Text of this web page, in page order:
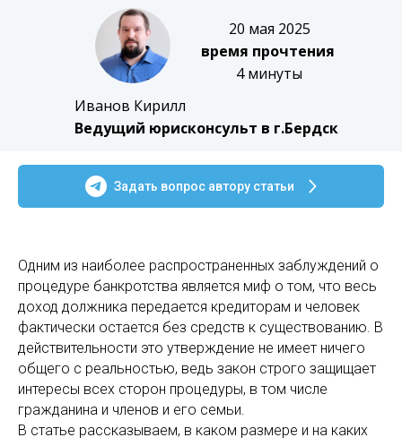
20 мая 2025
4 минуты
время прочтения
Иванов Кирилл
Ведущий юрисконсульт в г.Бердск
Задать вопрос автору статьи
Одним из наиболее распространенных заблуждений о
процедуре банкротства является миф о том, что весь
доход должника передается кредиторам и человек
фактически остается без средств к существованию. В
действительности это утверждение не имеет ничего
общего с реальностью, ведь закон строго защищает
интересы всех сторон процедуры, в том числе
гражданина и членов и его семьи.
В статье рассказываем, в каком размере и на каких